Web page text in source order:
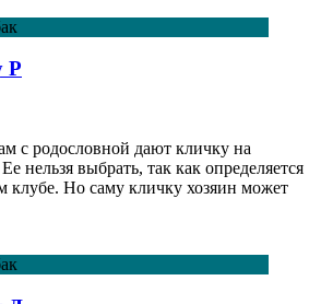
Р
с родословной дают кличку на
нельзя выбрать, так как определяется
клубе. Но саму кличку хозяин может